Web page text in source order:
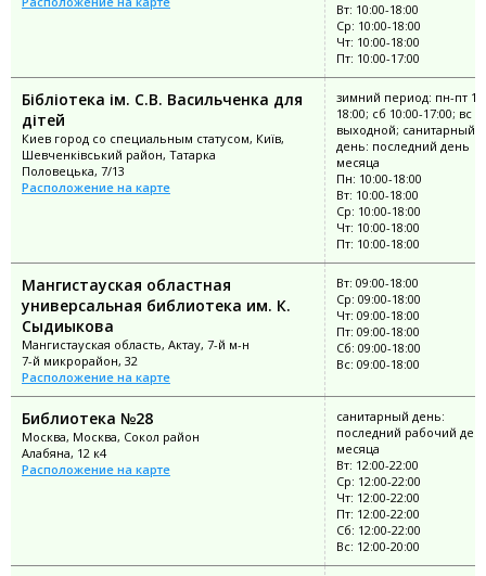
Вт: 10:00-18:00
Ср: 10:00-18:00
Чт: 10:00-18:00
Пт: 10:00-17:00
Бібліотека ім. С.В. Васильченка для
дітей
Киев город со специальным статусом, Київ,
Шевченківський район, Татарка
Половецька, 7/13
Расположение на карте
зимний период: пн-пт
18:00; сб 10:00-17:00; вс
выходной; санитарный
день: последний день
месяца
Пн: 10:00-18:00
Вт: 10:00-18:00
Ср: 10:00-18:00
Чт: 10:00-18:00
Пт: 10:00-18:00
Мангистауская областная
универсальная библиотека им. К.
Сыдиыкова
Мангистауская область, Актау, 7-й м-н
7-й микрорайон, 32
Расположение на карте
Вт: 09:00-18:00
Ср: 09:00-18:00
Чт: 09:00-18:00
Пт: 09:00-18:00
Сб: 09:00-18:00
Вс: 09:00-18:00
Библиотека №28
Москва, Москва, Сокол район
Алабяна, 12 к4
Расположение на карте
санитарный день:
последний рабочий
месяца
Вт: 12:00-22:00
Ср: 12:00-22:00
Чт: 12:00-22:00
Пт: 12:00-22:00
Сб: 12:00-22:00
Вс: 12:00-20:00